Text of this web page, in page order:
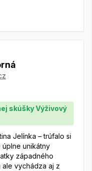
skúšky Výživový
Jelínka – trúfalo si
unikátny
západného
vychádza aj z